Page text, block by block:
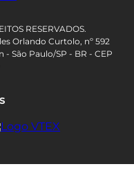
RESERVADOS.
Orlando Curtolo, nº 592
São Paulo/SP - BR - CEP